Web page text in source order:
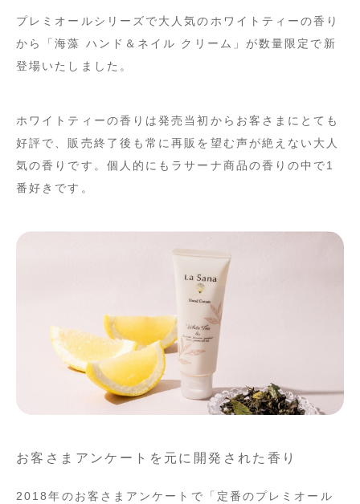
プレミオールシリーズで大人気のホワイトティーの香り
から「海藻 ハンド＆ネイル クリーム」が数量限定で新
登場いたしました。
ホワイトティーの香りは発売当初からお客さまにとても
好評で、販売終了後も常に再販を望む声が絶えない大人
気の香りです。個人的にもラサーナ商品の香りの中で1
番好きです。
お客さまアンケートを元に開発された香り
2018年のお客さまアンケートで「定番のプレミオール